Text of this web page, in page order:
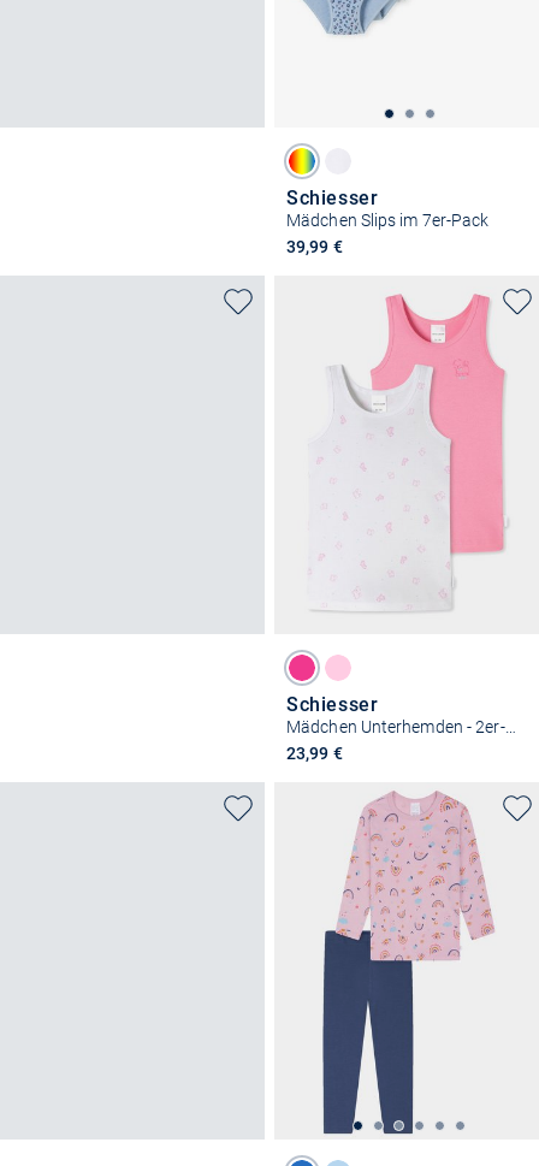
Schiesser
Mädchen Slips im 7er-Pack
39,99 €
Schiesser
Mädchen Unterhemden - 2er-Pack Basic Kids
23,99 €